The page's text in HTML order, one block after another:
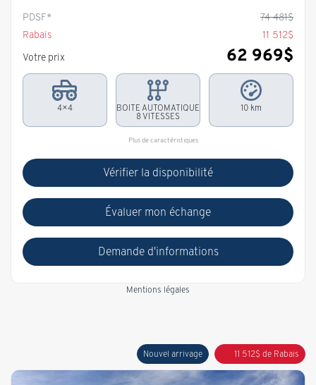
PDSF*
74 481$
Rabais
11 512$
Votre prix
62 969$
4×4
BOITE AUTOMATIQUE
8 VITESSES
10 km
Plus de caractéristiques
Vérifier la disponibilité
Évaluer mon échange
Demande d'informations
Mentions légales
Nouvel arrivage 11 512$ de Rabais